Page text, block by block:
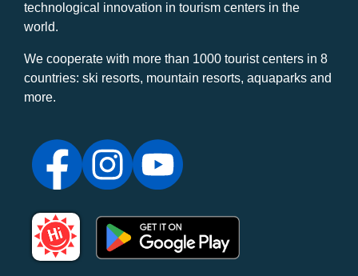
technological innovation in tourism centers in the
world.
We cooperate with more than 1000 tourist centers in 8
countries: ski resorts, mountain resorts, aquaparks and
more.